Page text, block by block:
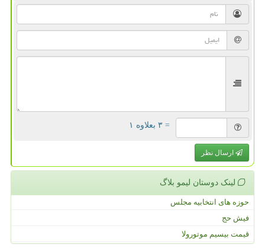
= ۳ بعلاوه ۱
ارسال نظر
لینک دوستان لیمو بلاگ
حوزه های انتخابیه مجلس
فیش حج
قیمت بیسیم موتورولا